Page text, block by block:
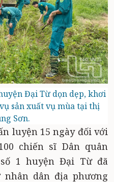
Đại Từ dọn dẹp, khơi
sản xuất vụ mùa tại thị
Sơn.
luyện 15 ngày đối với
chiến sĩ Dân quân
1 huyện Đại Từ đã
dân địa phương